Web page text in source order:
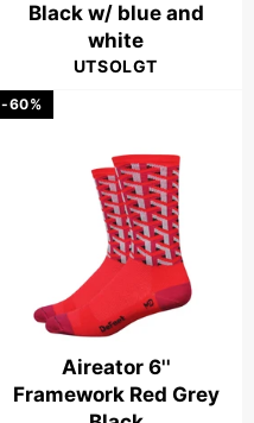
Black w/ blue and
white
UTSOLGT
Aireator 6''
Framework Red Grey
-60%